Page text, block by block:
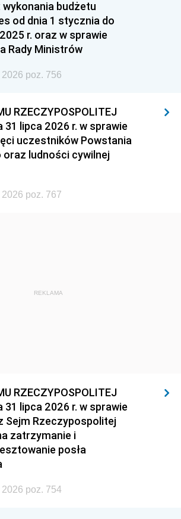
1950
1947 1946
1938
budżetu
od dnia 1 stycznia do
r. oraz w sprawie
Rady Ministrów
poz. 756
RZECZYPOSPOLITEJ
31 lipca 2026 r. w sprawie
uczestników Powstania
ludności cywilnej
poz. 767
REKLAMA
RZECZYPOSPOLITEJ
31 lipca 2026 r. w sprawie
Sejm Rzeczypospolitej
zatrzymanie i
posła
poz. 754